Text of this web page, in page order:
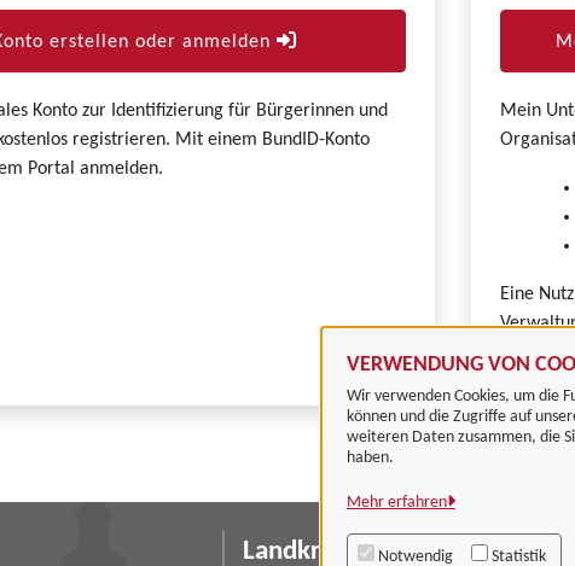
VERWENDUNG VON
Wir verwenden Cookies, um die
können und die Zugriffe auf
weiteren Daten zusammen, die
haben.
Mehr erfahren
Notwendig Statistik
erstellen oder anmelden
Konto zur Identifizierung für Bürgerinnen und
registrieren. Mit einem BundID-Konto
Portal anmelden.
Mein
Eine
Landkreis Göttingen